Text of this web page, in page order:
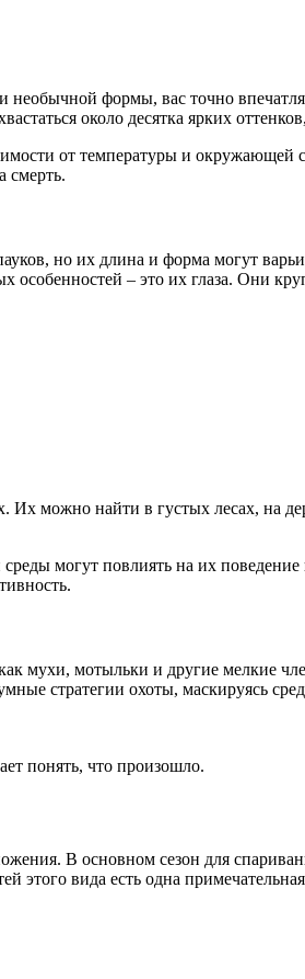
формы, вас точно
около десятка ярких
от температуры и
смерть.
но их длина и форма могут
– это их глаза. Они
Их можно найти в густых лесах, на
могут повлиять на их
мухи, мотыльки и другие мелкие
стратегии охоты, маскируясь
понять, что произошло.
В основном сезон для
вида есть одна